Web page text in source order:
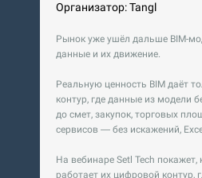
Организатор: Tangl
Рынок уже ушёл дальше BIM-
данные и их движение.
Реальную ценность BIM даёт
контур, где данные из модели
до смет, закупок, торговых
сервисов — без искажений,
На вебинаре Setl Tech покажет,
работает их цифровой контур,